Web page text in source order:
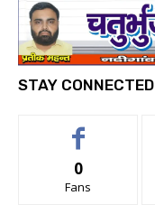
STAY CONNECTED
0
Fans